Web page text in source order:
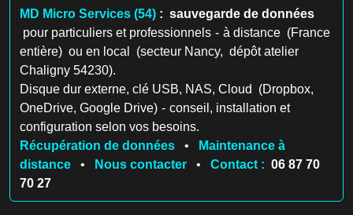
MD Micro Services (54) : sauvegarde de données
pour particuliers et professionnels - à distance (France
entière) ou en local (secteur Nancy, dépôt atelier
Chaligny 54230).
Disque dur externe, clé USB, NAS, Cloud (Dropbox,
OneDrive, Google Drive) - conseil, installation et
configuration selon vos besoins.
Récupération de données •
Maintenance à
distance • Nous contacter • Contact : 06 87 70
70 27